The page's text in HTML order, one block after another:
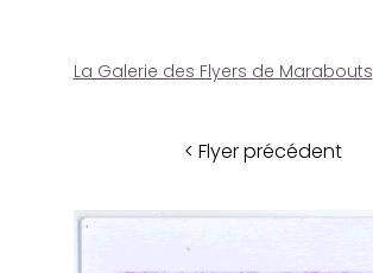
La Galerie des Flyers de Marabouts
< Flyer précédent